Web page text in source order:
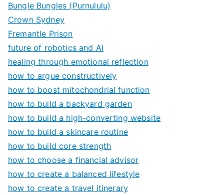
Bungle Bungles (Purnululu)
Crown Sydney
Fremantle Prison
future of robotics and AI
healing through emotional reflection
how to argue constructively
how to boost mitochondrial function
how to build a backyard garden
how to build a high-converting website
how to build a skincare routine
how to build core strength
how to choose a financial advisor
how to create a balanced lifestyle
how to create a travel itinerary